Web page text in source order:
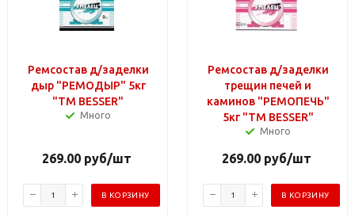
Ремсостав д/заделки
дыр "РЕМОДЫР" 5кг
"TM BESSER"
Много
269.00руб/шт
В КОРЗИНУ
Ремсостав д/заделки
трещин печей и
каминов "РЕМОПЕЧЬ"
5кг "TM BESSER"
Много
269.00руб/шт
В КОРЗИНУ